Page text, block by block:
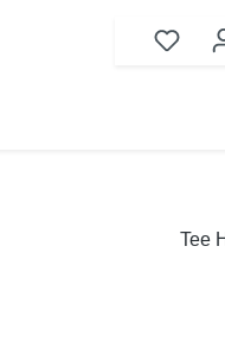
Tee